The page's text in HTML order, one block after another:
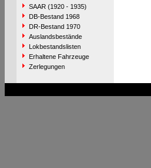
SAAR (1920 - 1935)
DB-Bestand 1968
DR-Bestand 1970
Auslandsbestände
Lokbestandslisten
Erhaltene Fahrzeuge
Zerlegungen